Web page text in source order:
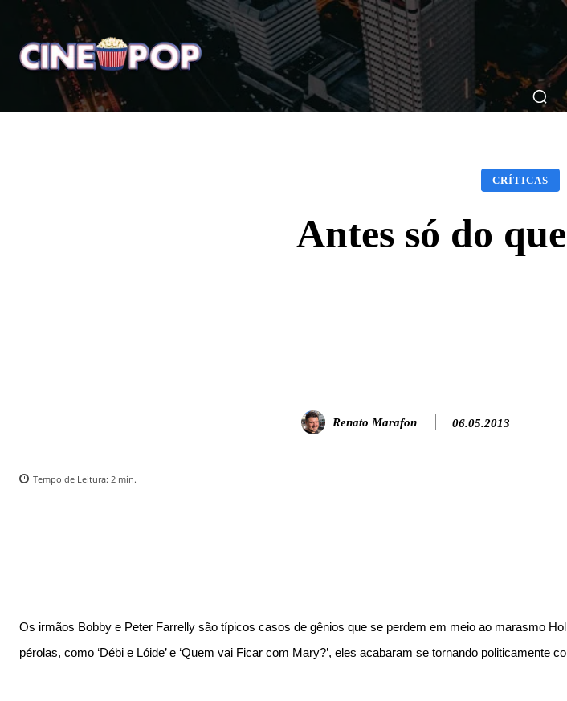
Home Notícias Críticas Breve Nos Cinemas
CRÍTICAS
Antes só do
Renato Marafon 06.05.2013
Tempo de Leitura: 2 min.
Os irmãos Bobby e Peter Farrelly são típicos casos de gênios que se perdem em meio ao marasmo
pérolas, como ‘Débi e Lóide’ e ‘Quem vai Ficar com Mary?’, eles acabaram se tornando politicamente